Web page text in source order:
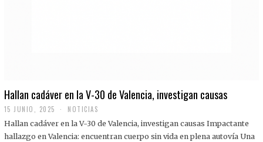
Hallan cadáver en la V-30 de Valencia, investigan causas
15 JUNIO, 2025 NOTICIAS
Hallan cadáver en la V-30 de Valencia, investigan causas Impactante
hallazgo en Valencia: encuentran cuerpo sin vida en plena autovía Una